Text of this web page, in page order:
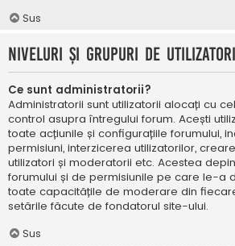
Sus
Niveluri și grupuri de utilizatori
Ce sunt administratorii?
Administratorii sunt utilizatorii alocați cu
control asupra întregului forum. Acești
toate acțiunile și configurațiile forumului,
permisiuni, interzicerea utilizatorilor,
utilizatori și moderatorii etc. Acestea
forumului și de permisiunile pe care le-a
toate capacitățile de moderare din
setările făcute de fondatorul site-ului.
Sus